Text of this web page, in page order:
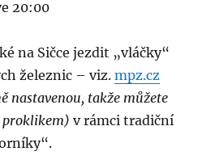
20:00
na Sičce jezdit „vláčky“
železnic – viz.mpz.cz
nastavenou, takže můžete
proklikem)v rámci tradiční